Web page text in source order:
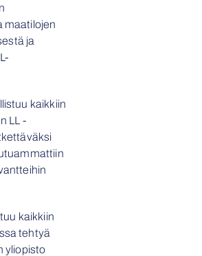
maatilojen
ja
kaikkiin
LL -
kaikkiin
tehtyä
yliopisto